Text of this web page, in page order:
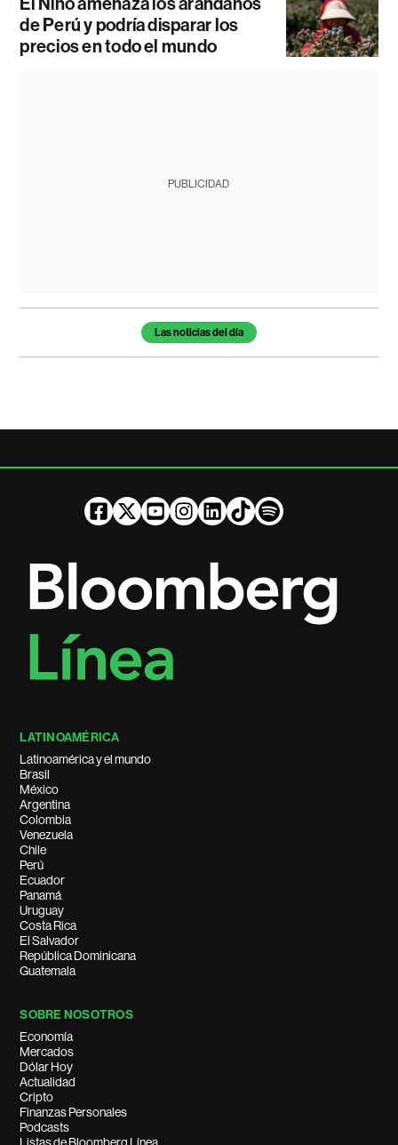
de Perú y podría disparar los
precios en todo el mundo
PUBLICIDAD
Temas de este artículoLas noticias del día
LATINOAMÉRICA
Latinoamérica y el mundo
Brasil
México
Argentina
Colombia
Venezuela
Chile
Perú
Ecuador
Panamá
Uruguay
Costa Rica
El Salvador
República Dominicana
Guatemala
SOBRE NOSOTROS
Economía
Mercados
Dólar Hoy
Actualidad
Cripto
Finanzas Personales
Podcasts